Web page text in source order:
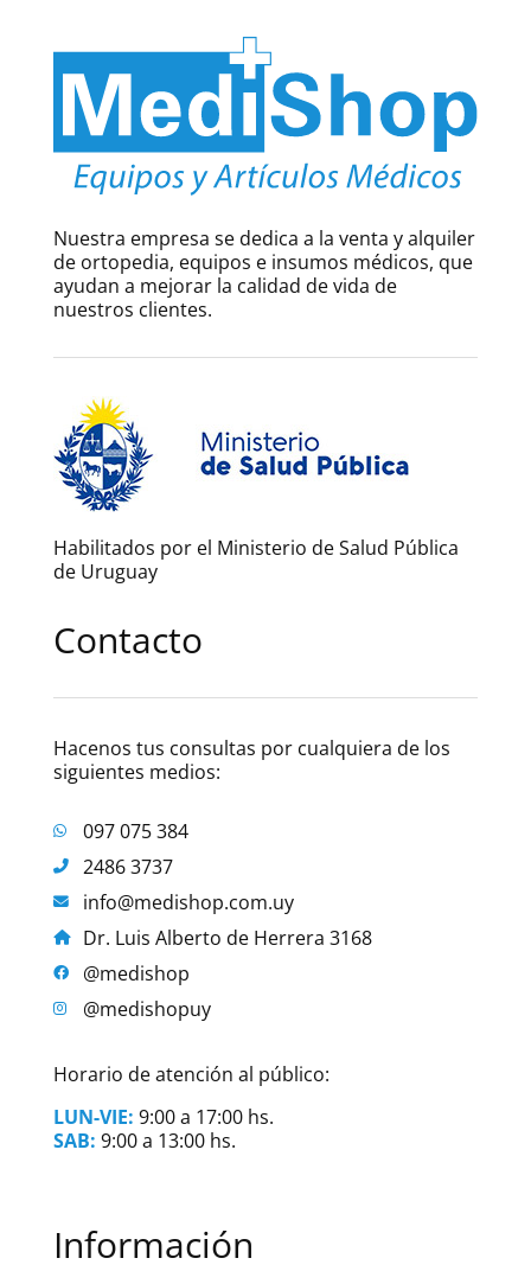
Nuestra empresa se dedica a la venta y alquiler
de ortopedia, equipos e insumos médicos, que
ayudan a mejorar la calidad de vida de
nuestros clientes.
Habilitados por el Ministerio de Salud Pública
de Uruguay
Contacto
Hacenos tus consultas por cualquiera de los
siguientes medios:
097 075 384
2486 3737
info@medishop.com.uy
Dr. Luis Alberto de Herrera 3168
@medishop
@medishopuy
Horario de atención al público:
LUN-VIE: 9:00 a 17:00 hs.
SAB: 9:00 a 13:00 hs.
Información